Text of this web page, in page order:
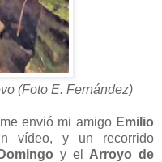
(Foto E. Fernández)
envió mi amigo Emilio
vídeo, y un recorrido
y el Arroyo de